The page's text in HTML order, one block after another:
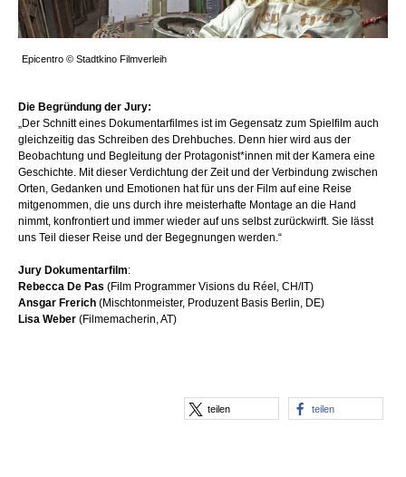
Epicentro © Stadtkino Filmverleih
Die Begründung der Jury:
„Der Schnitt eines Dokumentarfilmes ist im Gegensatz zum Spielfilm auch
gleichzeitig das Schreiben des Drehbuches. Denn hier wird aus der
Beobachtung und Begleitung der Protagonist*innen mit der Kamera eine
Geschichte. Mit dieser Verdichtung der Zeit und der Verbindung zwischen
Orten, Gedanken und Emotionen hat für uns der Film auf eine Reise
mitgenommen, die uns durch ihre meisterhafte Montage an die Hand
nimmt, konfrontiert und immer wieder auf uns selbst zurückwirft. Sie lässt
uns Teil dieser Reise und der Begegnungen werden.“
Jury Dokumentarfilm:
Rebecca De Pas (Film Programmer Visions du Réel, CH/IT)
Ansgar Frerich (Mischtonmeister, Produzent Basis Berlin, DE)
Lisa Weber (Filmemacherin, AT)
teilen teilen